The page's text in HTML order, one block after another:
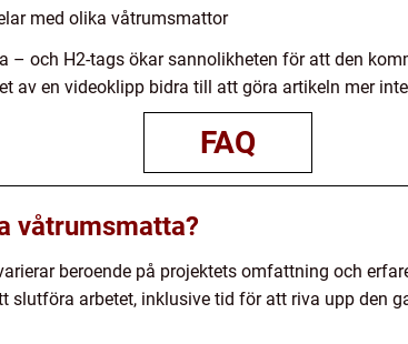
med olika våtrumsmattor
– och H2-tags ökar sannolikheten för att den
av en videoklipp bidra till att göra artikeln mer
FAQ
våtrumsmatta?
beroende på projektets omfattning och
slutföra arbetet, inklusive tid för att riva upp den